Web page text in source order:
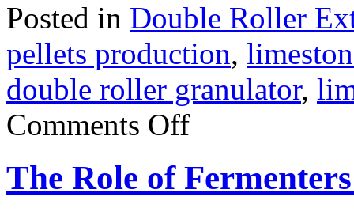
Posted in Double Roller
pellets production,
double roller granulator,
Comments Offon
Exploring
of
Double
Roller
The Role of